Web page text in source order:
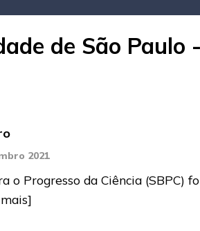
de São Paulo
2021
o Progresso da Ciência